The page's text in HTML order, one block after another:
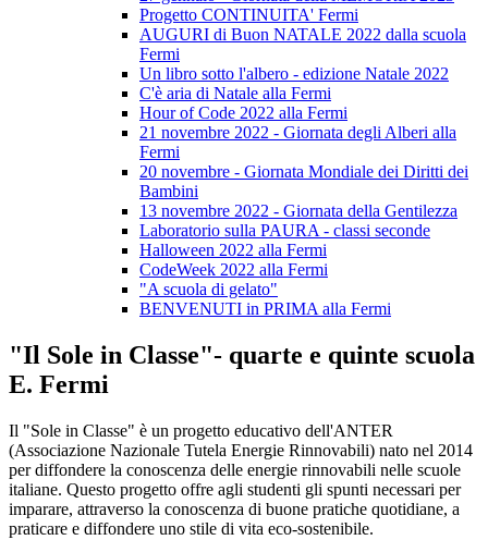
Progetto CONTINUITA' Fermi
AUGURI di Buon NATALE 2022 dalla scuola
Fermi
Un libro sotto l'albero - edizione Natale 2022
C'è aria di Natale alla Fermi
Hour of Code 2022 alla Fermi
21 novembre 2022 - Giornata degli Alberi alla
Fermi
20 novembre - Giornata Mondiale dei Diritti dei
Bambini
13 novembre 2022 - Giornata della Gentilezza
Laboratorio sulla PAURA - classi seconde
Halloween 2022 alla Fermi
CodeWeek 2022 alla Fermi
"A scuola di gelato"
BENVENUTI in PRIMA alla Fermi
"Il Sole in Classe"- quarte e quinte scuola
E. Fermi
Il "Sole in Classe" è un progetto educativo dell'ANTER
(Associazione Nazionale Tutela Energie Rinnovabili) nato nel 2014
per diffondere la conoscenza delle energie rinnovabili nelle scuole
italiane. Questo progetto offre agli studenti gli spunti necessari per
imparare, attraverso la conoscenza di buone pratiche quotidiane, a
praticare e diffondere uno stile di vita eco-sostenibile.